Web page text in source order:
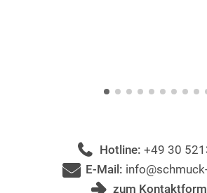
Hotline: +49 30
E-Mail:
zum